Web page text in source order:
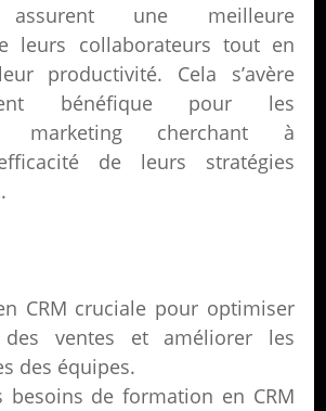
assurent une meilleure
leurs collaborateurs tout en
productivité. Cela s’avère
bénéfique pour les
marketing cherchant à
de leurs stratégies
CRM cruciale pour optimiser
ventes et améliorer les
des équipes.
besoins de formation en CRM